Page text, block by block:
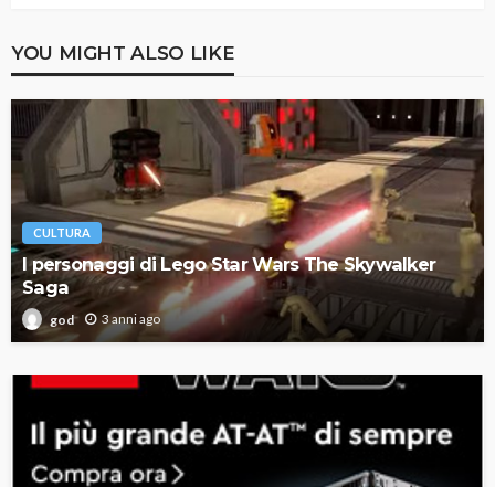
YOU MIGHT ALSO LIKE
CULTURA
I personaggi di Lego Star Wars The Skywalker
Saga
god 3 anni ago